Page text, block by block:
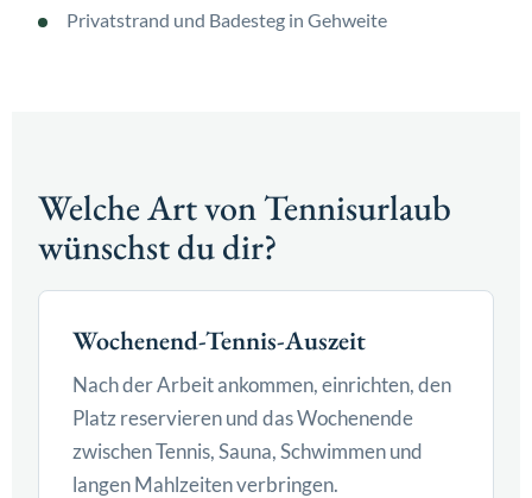
Privatstrand und Badesteg in Gehweite
Welche Art von Tennisurlaub
wünschst du dir?
Wochenend-Tennis-Auszeit
Nach der Arbeit ankommen, einrichten, den
Platz reservieren und das Wochenende
zwischen Tennis, Sauna, Schwimmen und
langen Mahlzeiten verbringen.